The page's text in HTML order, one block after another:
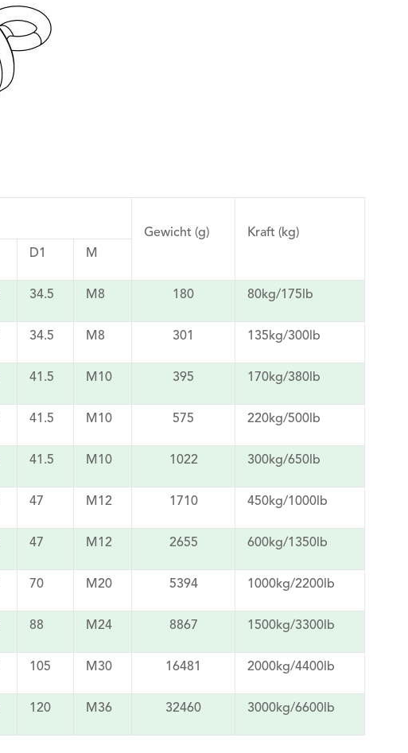
Gewicht (g)
Kraft (kg)
D1 M
34.5 M8 180 80kg/175lb
34.5 M8 301 135kg/300lb
41.5 M10 395 170kg/380lb
41.5 M10 575 220kg/500lb
41.5 M10 1022 300kg/650lb
47 M12 1710 450kg/1000lb
47 M12 2655 600kg/1350lb
70 M20 5394 1000kg/2200lb
88 M24 8867 1500kg/3300lb
105 M30 16481 2000kg/4400lb
120 M36 32460 3000kg/6600lb